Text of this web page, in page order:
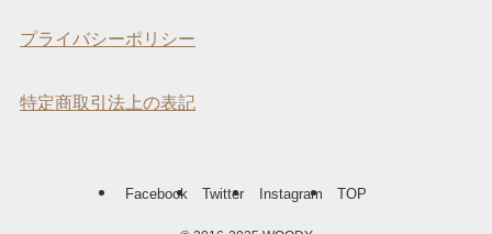
プライバシーポリシー
特定商取引法上の表記
Facebook Twitter Instagram TOP